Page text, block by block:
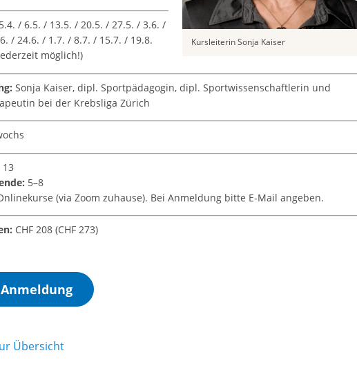
Kursleiterin Sonja Kaiser
/ 6.5. / 13.5. / 20.5. / 27.5. / 3.6. /
/ 24.6. / 1.7. / 8.7. / 15.7. / 19.8.
möglich!)
Sonja Kaiser, dipl. Sportpädagogin, dipl. Sportwissenschaftlerin und
bei der Krebsliga Zürich
13
5–8
(via Zoom zuhause). Bei Anmeldung bitte E-Mail angeben.
CHF 208 (CHF 273)
Übersicht